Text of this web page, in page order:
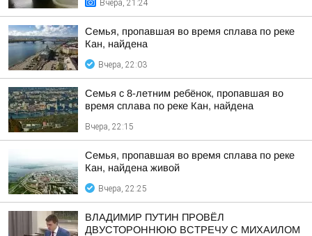
Вчера, 21:24
Семья, пропавшая во время сплава по реке
Кан, найдена
Вчера, 22:03
Семья с 8-летним ребёнок, пропавшая во
время сплава по реке Кан, найдена
Вчера, 22:15
Семья, пропавшая во время сплава по реке
Кан, найдена живой
Вчера, 22:25
ВЛАДИМИР ПУТИН ПРОВЁЛ
ДВУСТОРОННЮЮ ВСТРЕЧУ С МИХАИЛОМ